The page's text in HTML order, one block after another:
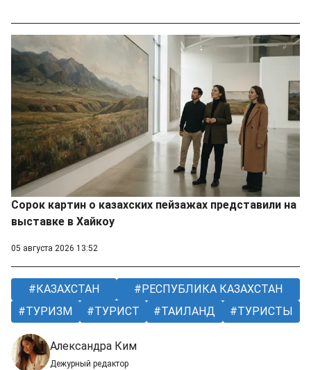
Сорок картин о казахских пейзажах представили на
выставке в Хайкоу
05 августа 2026 13:52
КАЗАХСТАН
РЕСПУБЛИКА КАЗАХСТАН
ТУРИЗМ
ТУРИСТ ТАИЛАНД ТУРИСТЫ
Александра Ким
Дежурный редактор